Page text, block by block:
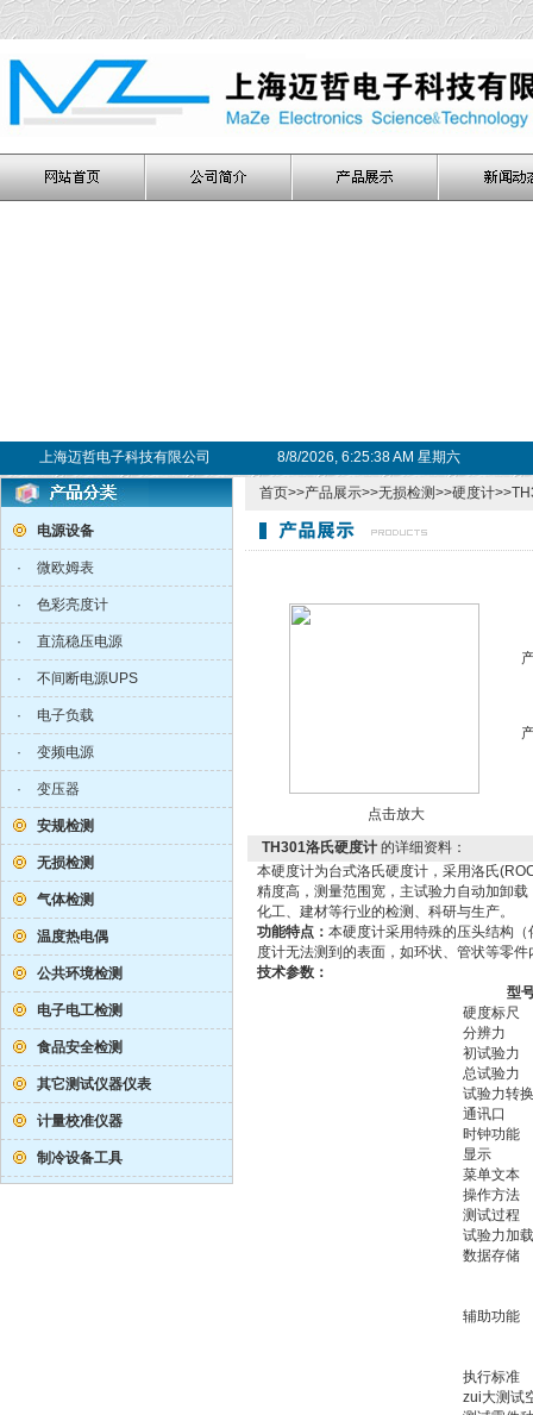
上海迈哲电子科技有限公司 8/8/2026, 6:25:39 AM 星期六
电源设备
· 微欧姆表
· 色彩亮度计
· 直流稳压电源
· 不间断电源UPS
· 电子负载
· 变频电源
· 变压器
安规检测
无损检测
气体检测
温度热电偶
公共环境检测
电子电工检测
食品安全检测
其它测试仪器仪表
计量校准仪器
制冷设备工具
首页>>产品展示>>无损检测>>硬度计
点击放大
TH301洛氏硬度计 的详细资料：
本硬度计为台式洛氏硬度计，采用洛氏
精度高，测量范围宽，主试验力自动加卸
化工、建材等行业的检测、科研与生产。
功能特点： 本硬度计采用特殊的压头结构
度计无法测到的表面，如环状、管状等零件
技术参数：
型
硬度标尺
分辨力
初试验力
总试验力
试验力转
通讯口
时钟功能
显示
菜单文本
操作方法
测试过程
试验力加
数据存储
辅助功能
执行标准
zui大测试